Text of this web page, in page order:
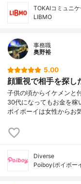
TOKAIコミュニ
LIBMO
事務職
奥野裕
5.00
顔重視で相手を探し
子供の頃からイケメンと
30代になってもお金を稼
ポイボーイは女性からお
Diverse
Poiboy(ポイボー